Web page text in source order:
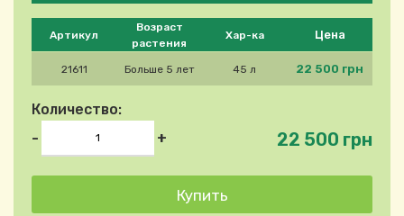
Please select product
Артикул
Возраст
растения
Хар-ка Цена
21611 Больше 5 лет 45 л 22 500 грн
Количество:
-
+ 22 500 грн